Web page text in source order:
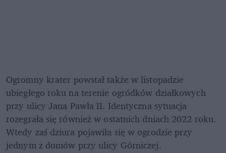
Ogromny krater powstał także w listopadzie
ubiegłego roku na terenie ogródków działkowych
przy ulicy Jana Pawła II. Identyczna sytuacja
rozegrała się również w ostatnich dniach 2022 roku.
Wtedy zaś dziura pojawiła się w ogrodzie przy
jednym z domów przy ulicy Górniczej.